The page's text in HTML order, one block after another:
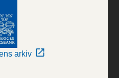
arkiv